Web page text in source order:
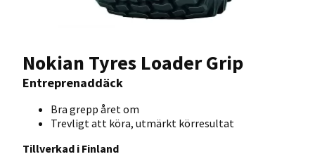
Nokian Tyres Loader Grip
Entreprenaddäck
Bra grepp året om
Trevligt att köra, utmärkt körresultat
Tillverkad i Finland